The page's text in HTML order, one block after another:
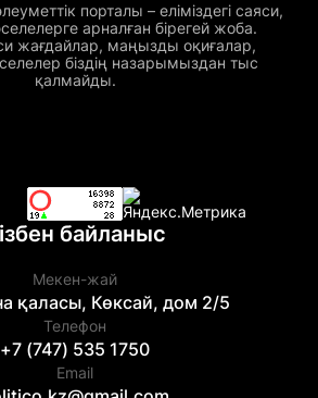
порталы – еліміздегі саяси,
арналған бірегей жоба.
жағдайлар, маңызды оқиғалар,
біздің назарымыздан тыс
қалмайды.
байланыс
Мекен-жай
қаласы, Көксай, дом 2/5
Телефон
+7 (747) 535 1750
Email